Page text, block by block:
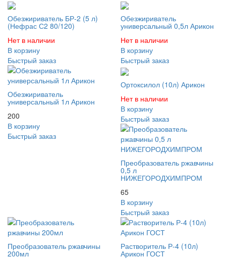
Обезжириватель БР-2 (5 л)
(Нефрас С2 80/120)
Нет в наличии
В корзину
Быстрый заказ
Обезжириватель
универсальный 0,5л Арикон
Нет в наличии
В корзину
Быстрый заказ
Обезжириватель
универсальный 1л Арикон
200
В корзину
Быстрый заказ
Ортоксилол (10л) Арикон
Нет в наличии
В корзину
Быстрый заказ
Преобразователь ржавчины
0,5 л
НИЖЕГОРОДХИМПРОМ
65
В корзину
Быстрый заказ
Преобразователь ржавчины
200мл
Растворитель Р-4 (10л)
Арикон ГОСТ